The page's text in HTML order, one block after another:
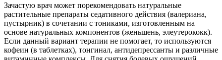
Зачастую врач может порекомендовать натуральные
растительные препараты седативного действия (валериана,
пустырник) в сочетании с тониками, изготовленным на
основе натуральных компонентов (женьшень, элеутерококк).
Если данный вариант терапии не помогает, то используются
кофеин (в таблетках), тонгинал, антидепрессанты и различные